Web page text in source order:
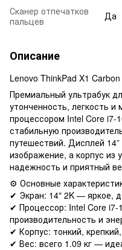
Сканер отпечатков
пальцев
Да
Описание
Lenovo ThinkPad X1
Премиальный ультрабук
утонченность, легкость
процессором Intel Core i7-
стабильную
путешествий. Дисплей
изображение, а корпус из
надежность и приятный
⚙️ Основные
✔ Экран: 14" 2K — яркое,
✔ Процессор: Intel Core
производительность и
✔ Корпус: тонкий,
✔ Вес: всего 1.09 кг —